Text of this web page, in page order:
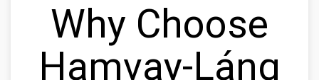
Why Choose
Hamvay-Láng